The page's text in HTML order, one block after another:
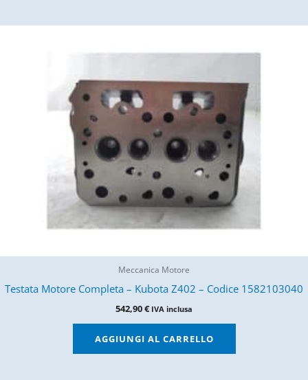
Meccanica Motore
Testata Motore Completa – Kubota Z402 – Codice 1582103040
542,90€ IVA inclusa
AGGIUNGI AL CARRELLO